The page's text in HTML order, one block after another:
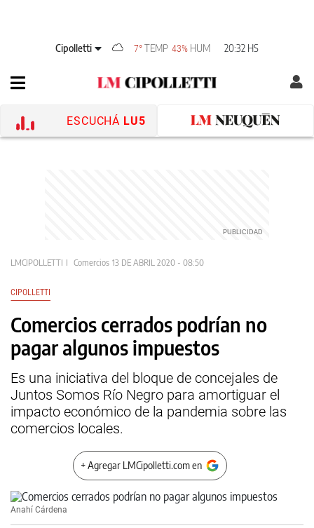
Cipolletti 7°TEMP 43% HUM 20:32 HS
ESCUCHÁ LU5
LMCIPOLLETTI Comercios 13 DE ABRIL 2020 - 08:50
CIPOLLETTI
Comercios cerrados podrían no
pagar algunos impuestos
Es una iniciativa del bloque de concejales de
Juntos Somos Río Negro para amortiguar el
impacto económico de la pandemia sobre las
comercios locales.
+ Agregar LMCipolletti.com en
Anahí Cárdena